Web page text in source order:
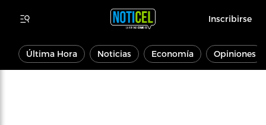
Inscribirse
Última Hora Noticias Economía Opiniones